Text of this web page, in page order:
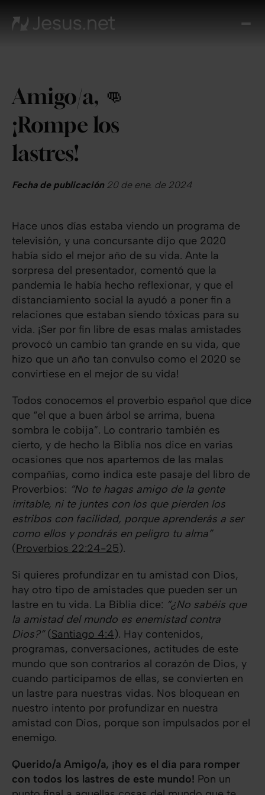
Amigo/a, 👊
¡Rompe los
lastres!
Fecha de publicación20 de ene. de 2024
Hace unos días estaba viendo un programa de
televisión, y una concursante dijo que 2020
había sido el mejor año de su vida. Ante la
sorpresa del presentador, comentó que la
pandemia le había hecho reflexionar, y que el
distanciamiento social la ayudó a poner fin a
relaciones que estaban siendo tóxicas para su
vida. ¡Ser por fin libre de esas malas amistades
provocó un cambio tan grande en su vida, que
hizo que un año tan convulso como el 2020 se
convirtiese en el mejor de su vida!
Todos conocemos el proverbio español que dice
que “el que a buen árbol se arrima, buena
sombra le cobija”. Lo contrario también es
cierto, y de hecho la Biblia nos dice en varias
ocasiones que nos apartemos de las malas
compañías, como indica este pasaje del libro de
Proverbios: “No te hagas amigo de la gente
irritable, ni te juntes con los que pierden los
estribos con facilidad, porque aprenderás a ser
como ellos y pondrás en peligro tu alma”
(Proverbios 22:24-25).
Si quieres profundizar en tu amistad con Dios,
hay otro tipo de amistades que pueden ser un
lastre en tu vida. La Biblia dice: “¿No sabéis que
la amistad del mundo es enemistad contra
Dios?”(Santiago 4:4). Hay contenidos,
programas, conversaciones, actitudes de este
mundo que son contrarios al corazón de Dios, y
cuando participamos de ellas, se convierten en
un lastre para nuestras vidas. Nos bloquean en
nuestro intento por profundizar en nuestra
amistad con Dios, porque son impulsados por el
enemigo.
Querido/a Amigo/a, ¡hoy es el día para romper
con todos los lastres de este mundo! Pon un